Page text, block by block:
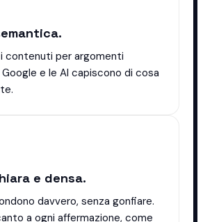
contenuti per argomenti
e le AI capiscono di cosa
e densa.
davvero, senza gonfiare.
a ogni affermazione, come